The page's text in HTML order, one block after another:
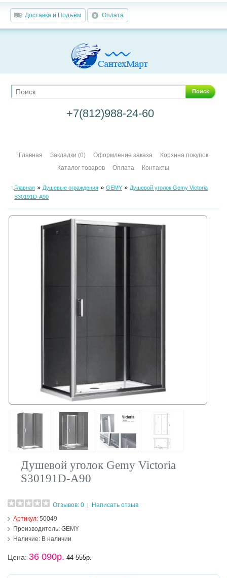
Доставка и Подъём Оплата
Поиск
+7(812)988-24-60
Главная Закладки (0) Оформление заказа
Корзина покупок
Каталог товаров
Оплата Контакты
Главная» Душевые ограждения» GEMY» Душевой уголок Gemy Victoria
S30191D-A90
Душевой уголок Gemy Victoria
S30191D-A90
Отзывов: 0
Написать отзыв
Артикул:50049
Производитель: GEMY
Наличие: В наличии
Цена:36 090р. 44 555р.